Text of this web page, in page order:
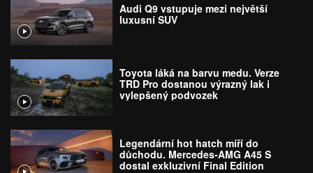
Audi Q9 vstupuje mezi největší
luxusní SUV
Toyota láká na barvu medu. Verze
TRD Pro dostanou výrazný lak i
vylepšený podvozek
Legendární hot hatch míří do
důchodu. Mercedes-AMG A45 S
dostal exkluzivní Final Edition